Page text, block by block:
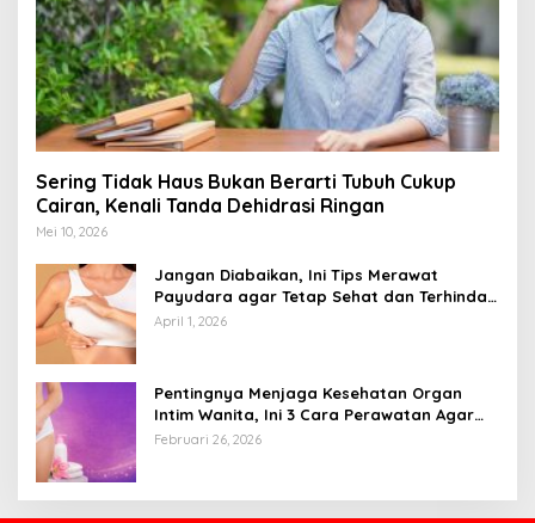
Sering Tidak Haus Bukan Berarti Tubuh Cukup
Cairan, Kenali Tanda Dehidrasi Ringan
Mei 10, 2026
Jangan Diabaikan, Ini Tips Merawat
Payudara agar Tetap Sehat dan Terhindar
dari Risiko Penyakit
April 1, 2026
Pentingnya Menjaga Kesehatan Organ
Intim Wanita, Ini 3 Cara Perawatan Agar
Tetap Bersih
Februari 26, 2026